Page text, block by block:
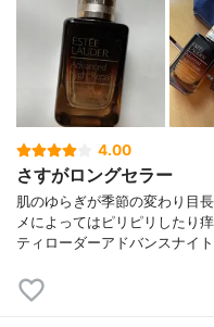
4.00
さすがロングセラー
肌のゆらぎが季節の変わり目
メによってはピリピリしたり
ティローダーアドバンスナイ